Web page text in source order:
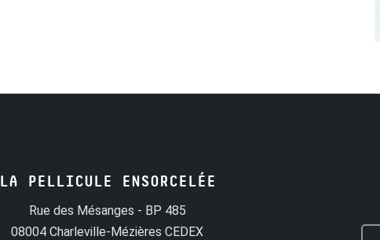
LA PELLICULE ENSORCELÉE
Rue des Mésanges - BP 485
08004 Charleville-Mézières CEDEX